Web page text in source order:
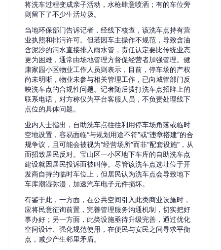
将洗车过程变成亲子活动，水枪肆意喷洒；有的车位旁
则留下了不少生活垃圾。
当地环保部门告诉记者，经线下核查，该洗车点持有营
业执照和排污许可。但若因车主操作不规范，导致含油
含泥沙的污水直接排入雨水管，责任认定要比传统业态
更为困难，通常由场地管理方督促经营者加强管理。健
康家园小区物业工作人员则表示，目前，停车场的产权
尚未明晰，物业未参与相关管理工作，已向城管部门反
映洗车点的合规性问题。记者随后拨打洗车点招牌上的
联系电话，对方称仅为平台客服人员，不负责处理线下
点位的具体问题。
业内人士指出，自助洗车点往往利用停车场角落或临时
空地设置，容易面临“与规划用途不符”或“违章搭建”的合
规争议，且可能会被视为“经营场所”而非“配套设施”，从
而招致居民反对。宝山区一小区地下车库的自助洗车点
建设就因居民投诉而被叫停。尽管该洗车点选址位于开
发商自持的临时车位上，但居民认为洗车点会导致地下
车库潮湿弥漫，加速汽车电子元件损坏。
有鉴于此，一方面，在公共空间引入此类商业设施时，
应将民意征询前置，完善管理服务沟通机制，切实把好
事办好；另一方面，此类设施亟待升级完善，通过优化
空间设计、强化规范使用，在便民与安民之间寻求平衡
点，减少产生邻里矛盾。